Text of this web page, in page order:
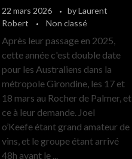
22 mars 2026 byLaurent
Robert
Non classé
Après leur passage en 2025,
cette année c'est double date
pour les Australiens dans la
métropole Girondine, les 17 et
18 mars au Rocher de Palmer, et
ce à leur demande. Joel
o’Keefe étant grand amateur de
vins, et le groupe étant arrivé
48h avant le ...